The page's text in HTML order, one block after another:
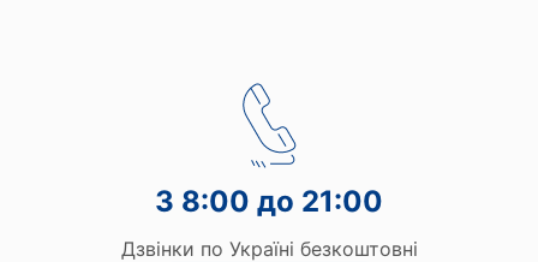
З 8:00 до 21:00
Дзвінки по Україні безкоштовні